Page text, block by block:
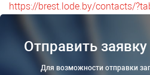
https://brest.lode.by/contacts/
Отправить заявку
Для возможности отправки